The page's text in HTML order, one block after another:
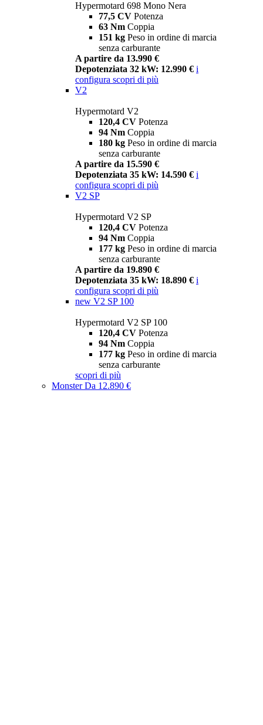
Hypermotard 698 Mono Nera
77,5 CV Potenza
63 Nm Coppia
151 kg Peso in ordine di marcia
senza carburante
A partire da 13.990 €
Depotenziata 32 kW: 12.990 € i
configura scopri di più
V2
Hypermotard V2
120,4 CV Potenza
94 Nm Coppia
180 kg Peso in ordine di marcia
senza carburante
A partire da 15.590 €
Depotenziata 35 kW: 14.590 € i
configura scopri di più
V2 SP
Hypermotard V2 SP
120,4 CV Potenza
94 Nm Coppia
177 kg Peso in ordine di marcia
senza carburante
A partire da 19.890 €
Depotenziata 35 kW: 18.890 € i
configura scopri di più
new V2 SP 100
Hypermotard V2 SP 100
120,4 CV Potenza
94 Nm Coppia
177 kg Peso in ordine di marcia
senza carburante
scopri di più
MonsterDa 12.890 €